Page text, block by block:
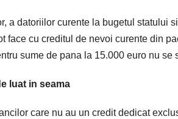
a datoriilor curente la bugetul statului
face cu creditul de nevoi curente din
sume de pana la 15.000 euro nu se
luat in seama
care nu au un credit dedicat